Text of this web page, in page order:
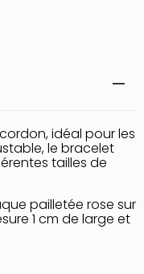
idéal pour les
le bracelet
tailles de
pailletée rose sur
1 cm de large et